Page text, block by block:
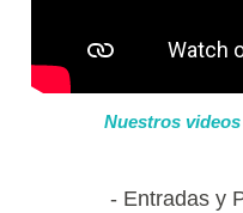
Nuestros
Entradas y